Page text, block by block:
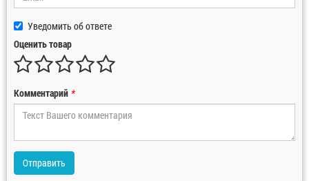
Уведомить об ответе
Оценить товар
Комментарий *
Отправить